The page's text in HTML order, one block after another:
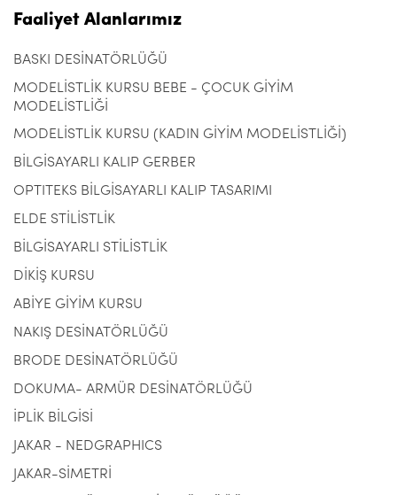
Faaliyet Alanlarımız
BASKI DESİNATÖRLÜĞÜ
MODELİSTLİK KURSU BEBE - ÇOCUK GİYİM
MODELİSTLİĞİ
MODELİSTLİK KURSU (KADIN GİYİM MODELİSTLİĞİ)
BİLGİSAYARLI KALIP GERBER
OPTITEKS BİLGİSAYARLI KALIP TASARIMI
ELDE STİLİSTLİK
BİLGİSAYARLI STİLİSTLİK
DİKİŞ KURSU
ABİYE GİYİM KURSU
NAKIŞ DESİNATÖRLÜĞÜ
BRODE DESİNATÖRLÜĞÜ
DOKUMA- ARMÜR DESİNATÖRLÜĞÜ
İPLİK BİLGİSİ
JAKAR - NEDGRAPHICS
JAKAR-SİMETRİ